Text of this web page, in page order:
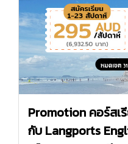
Promotion คอร์สเ
กับ Langports